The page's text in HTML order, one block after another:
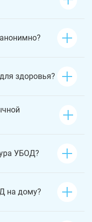
здоровья?
УБОД?
на дому?